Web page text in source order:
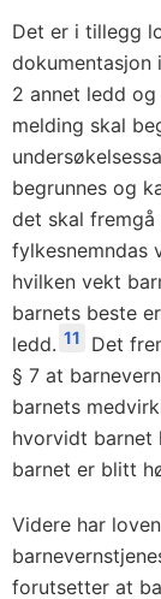
Det er i tillegg
dokumentasjon
2 annet ledd
melding skal
begrunnes og
det skal fremgå
fylkesnemndas
hvilken vekt
barnets beste
ledd. 11
Det
§ 7 at
barnets
hvorvidt barnet
barnet er blitt
Videre har
forutsetter at